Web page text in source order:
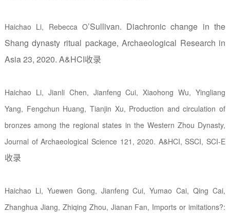
Haichao Li, Rebecca O’Sullivan. Diachronic change in the
Shang dynasty ritual package, Archaeological Research in
Asia 23, 2020. A&HCI收录
Haichao Li, Jianli Chen, Jianfeng Cui, Xiaohong Wu, Yingliang
Yang, Fengchun Huang, Tianjin Xu, Production and circulation of
bronzes among the regional states in the Western Zhou Dynasty,
Journal of Archaeological Science 121, 2020. A&HCI, SSCI, SCI-E
收录
Haichao Li, Yuewen Gong, Jianfeng Cui, Yumao Cai, Qing Cai,
Zhanghua Jiang, Zhiqing Zhou, Jianan Fan, Imports or imitations?: